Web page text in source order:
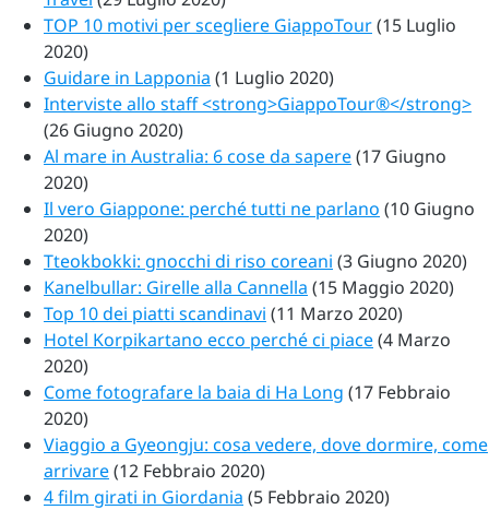
TOP 10 motivi per scegliere GiappoTour(15 Luglio
2020)
Guidare in Lapponia (1 Luglio 2020)
Interviste allo staff <strong>GiappoTour®</strong>
(26 Giugno 2020)
Al mare in Australia: 6 cose da sapere(17 Giugno
2020)
Il vero Giappone: perché tutti ne parlano (10 Giugno
2020)
Tteokbokki: gnocchi di riso coreani (3 Giugno 2020)
Kanelbullar: Girelle alla Cannella (15 Maggio 2020)
Top 10 dei piatti scandinavi (11 Marzo 2020)
Hotel Korpikartano ecco perché ci piace(4 Marzo
2020)
Come fotografare la baia di Ha Long (17 Febbraio
2020)
Viaggio a Gyeongju: cosa vedere, dove dormire, come
arrivare(12 Febbraio 2020)
4 film girati in Giordania (5 Febbraio 2020)